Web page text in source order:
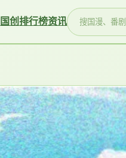
国创排行榜资讯